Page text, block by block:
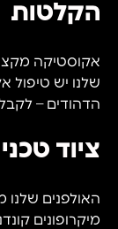
הקלטות
אקוסטיקה
שלנו יש טיפול
הדהודים –
ציוד
האולפנים שלנו
מיקרופונים